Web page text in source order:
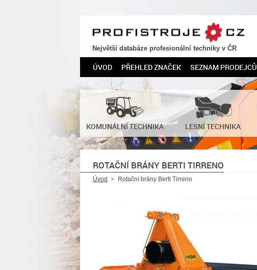
PROFISTROJE.CZ
Největší databáze profesionální techniky v ČR
ÚVOD PŘEHLED ZNAČEK SEZNAM PRODEJCŮ
KOMUNÁLNÍ TECHNIKA LESNÍ TECHNIKA
ROTAČNÍ BRÁNY BERTI TIRRENO
Úvod Rotační brány Berti Tirreno